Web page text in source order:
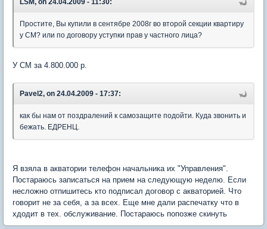
LSM, on 24.04.2009 - 11:30:
Простите, Вы купили в сентябре 2008г во второй секции квартиру
у СМ? или по договору уступки прав у частного лица?
У СМ за 4.800.000 р.
Pavel2, on 24.04.2009 - 17:37:
как бы нам от поздралений к самозащите подойти. Куда звонить и
бежать. ЕДРЕНЦ.
Я взяла в акватории телефон начальника их "Управления".
Постараюсь записаться на прием на следующую неделю. Если
несложно отпишитесь кто подписал договор с акваторией. Что
говорит не за себя, а за всех. Еще мне дали распечатку что в
хдодит в тех. обслуживание. Постараюсь попозже скинуть